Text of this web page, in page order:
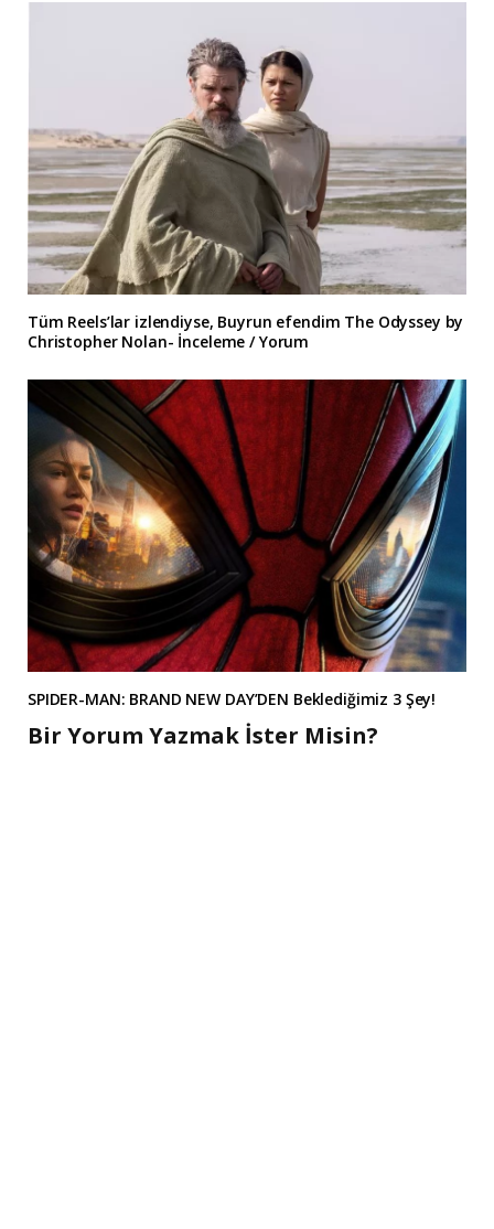
Tüm Reels’lar izlendiyse, Buyrun efendim The Odyssey by
Christopher Nolan- İnceleme / Yorum
SPIDER-MAN: BRAND NEW DAY’DEN Beklediğimiz 3 Şey!
Bir Yorum Yazmak İster Misin?